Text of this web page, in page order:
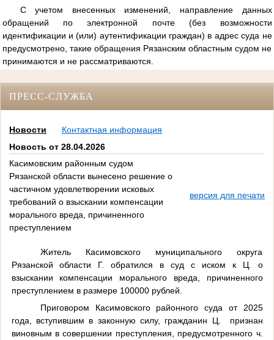
С учетом внесенных изменений, направление данных
обращений по электронной почте (без возможности
идентификации и (или) аутентификации граждан) в адрес суда не
предусмотрено, такие обращения Рязанским областным судом не
принимаются и не рассматриваются.
ПРЕСС-СЛУЖБА
Новости
Контактная информация
Новость от 28.04.2026
Касимовским районным судом
Рязанской области вынесено решение о
частичном удовлетворении исковых
требований о взыскании компенсации
морального вреда, причиненного
преступлением
версия для печати
Житель Касимовского муниципального округа
Рязанской области Г. обратился в суд с иском к Ц. о
взыскании компенсации морального вреда, причиненного
преступлением в размере 100000 рублей.
Приговором Касимовского районного суда от 2025
года, вступившим в законную силу, гражданин Ц.
признан
виновным в совершении преступления, предусмотренного ч.